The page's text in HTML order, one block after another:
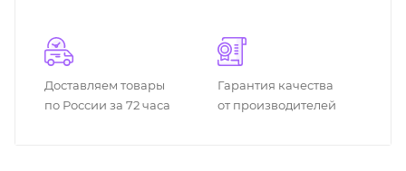
Доставляем товары
по России за 72 часа
Гарантия качества
от производителей